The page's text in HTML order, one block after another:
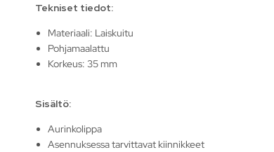
Tekniset tiedot:
Materiaali: Laiskuitu
Pohjamaalattu
Korkeus: 35 mm
Sisältö:
Aurinkolippa
Asennuksessa tarvittavat kiinnikkeet